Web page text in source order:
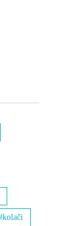
kolači